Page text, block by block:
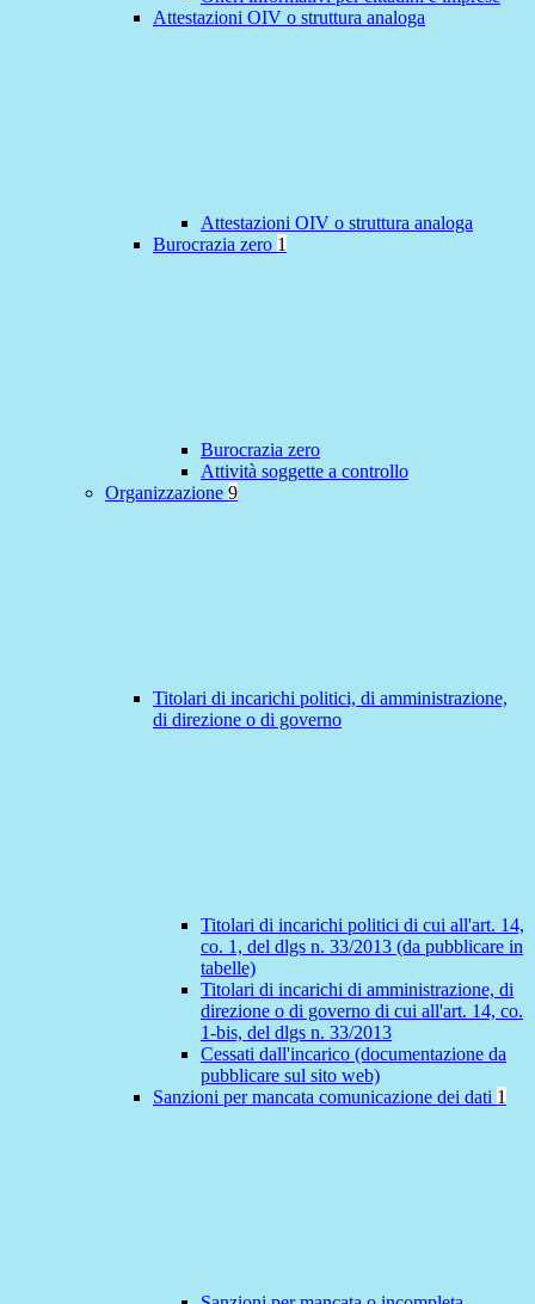
Attestazioni OIV o struttura analoga
Attestazioni OIV o struttura analoga
Burocrazia zero 1
Burocrazia zero
Attività soggette a controllo
Organizzazione 9
Titolari di incarichi politici, di amministrazione,
di direzione o di governo
Titolari di incarichi politici di cui all'art. 14,
co. 1, del dlgs n. 33/2013 (da pubblicare in
tabelle)
Titolari di incarichi di amministrazione, di
direzione o di governo di cui all'art. 14, co.
1-bis, del dlgs n. 33/2013
Cessati dall'incarico (documentazione da
pubblicare sul sito web)
Sanzioni per mancata comunicazione dei dati 1